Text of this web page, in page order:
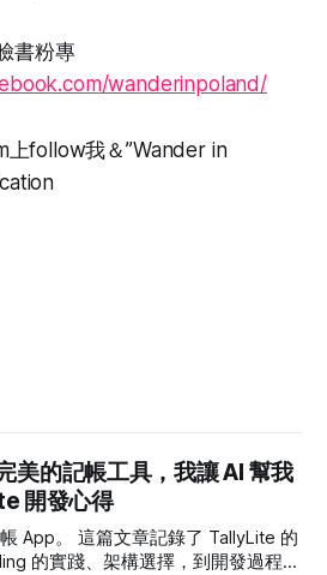
書粉專
wanderinpoland/
上follow我＆”Wander in
美的記帳工具，我讓 AI 幫我
開發心得
App。 這篇文章記錄了 TallyLite 的
的實踐、架構選擇，到開發過程的